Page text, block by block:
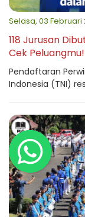
Selasa, 03 Februari
118 Jurusan
Cek Peluangmu!
Pendaftaran
Indonesia (TNI)